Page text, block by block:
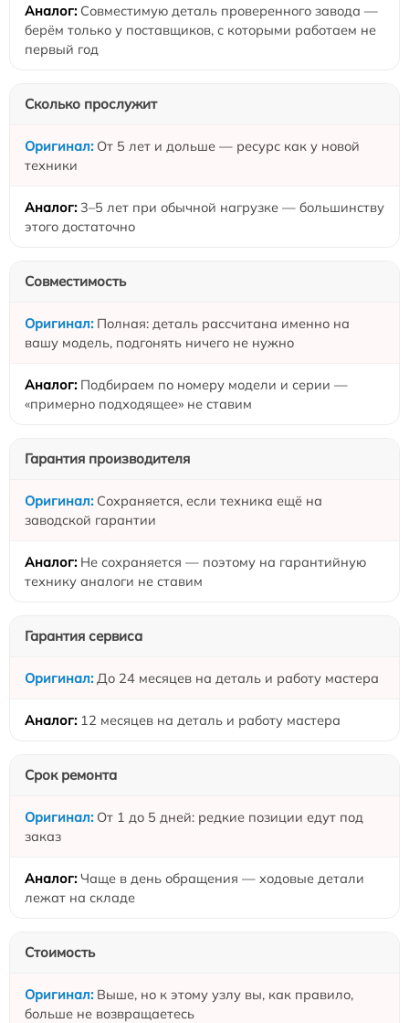
Совместимую деталь проверенного завода —
берём только у поставщиков, с которыми работаем не
первый год
Сколько прослужит
От 5 лет и дольше — ресурс как у новой
техники
3–5 лет при обычной нагрузке — большинству
этого достаточно
Совместимость
Полная: деталь рассчитана именно на
вашу модель, подгонять ничего не нужно
Подбираем по номеру модели и серии —
«примерно подходящее» не ставим
Гарантия производителя
Сохраняется, если техника ещё на
заводской гарантии
Не сохраняется — поэтому на гарантийную
технику аналоги не ставим
Гарантия сервиса
До 24 месяцев на деталь и работу мастера
12 месяцев на деталь и работу мастера
Срок ремонта
От 1 до 5 дней: редкие позиции едут под
заказ
Чаще в день обращения — ходовые детали
лежат на складе
Стоимость
Выше, но к этому узлу вы, как правило,
больше не возвращаетесь